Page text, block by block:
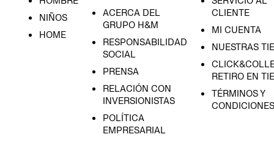
NIÑOS
HOME
ACERCA DEL
GRUPO H&M
RESPONSABILIDAD
SOCIAL
PRENSA
RELACIÓN CON
INVERSIONISTAS
POLÍTICA
EMPRESARIAL
CLIENTE
MI CUENTA
NUESTRAS
RETIRO EN
TÉRMINOS Y
CONDICIONES